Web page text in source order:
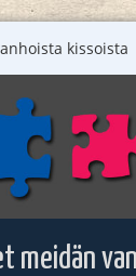
kissoista
meidän